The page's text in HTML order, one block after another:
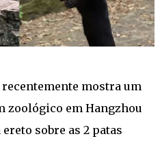
recentemente mostra um
zoológico em Hangzhou
sobre as 2 patas